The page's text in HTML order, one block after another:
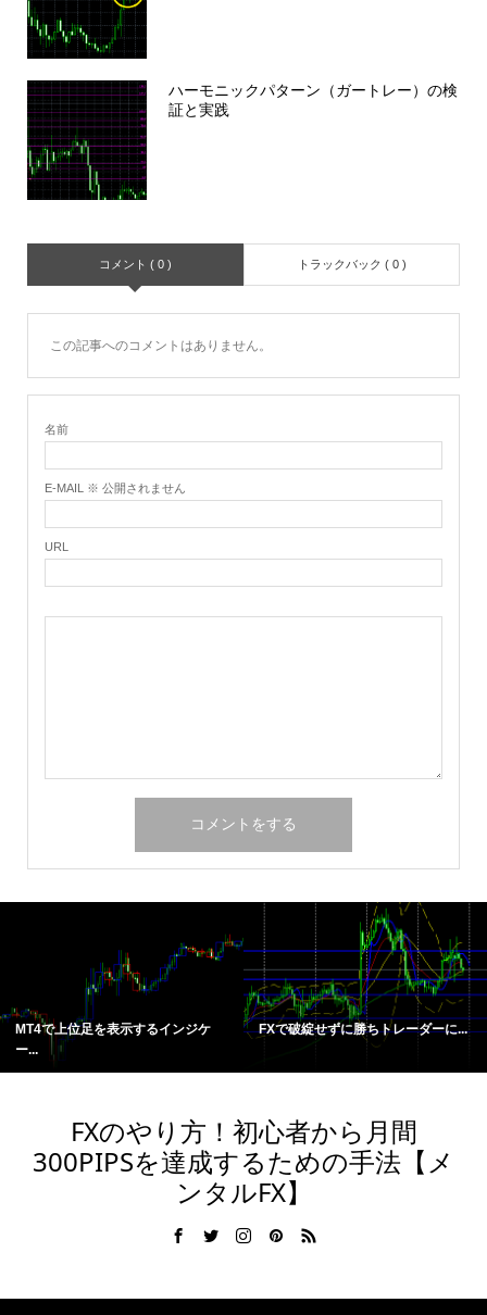
ハーモニックパターン（ガートレー）の検
証と実践
コメント ( 0 ) トラックバック ( 0 )
この記事へのコメントはありません。
名前
E-MAIL ※ 公開されません
URL
MT4で上位足を表示するインジケ
ー...
FXで破綻せずに勝ちトレーダーに...
FXのやり方！初心者から月間
300PIPSを達成するための手法【メ
ンタルFX】